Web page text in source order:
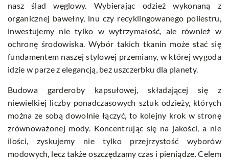
nasz ślad węglowy. Wybierając odzież wykonaną z
organicznej bawełny, lnu czy recyklingowanego poliestru,
inwestujemy nie tylko w wytrzymałość, ale również w
ochronę środowiska. Wybór takich tkanin może stać się
fundamentem naszej stylowej przemiany, w której wygoda
idzie w parze z elegancją, bez uszczerbku dla planety.
Budowa garderoby kapsułowej, składającej się z
niewielkiej liczby ponadczasowych sztuk odzieży, których
można ze sobą dowolnie łączyć, to kolejny krok w stronę
zrównoważonej mody. Koncentrując się na jakości, a nie
ilości, zyskujemy nie tylko przejrzystość wyborów
modowych, lecz także oszczędzamy czas i pieniądze. Celem